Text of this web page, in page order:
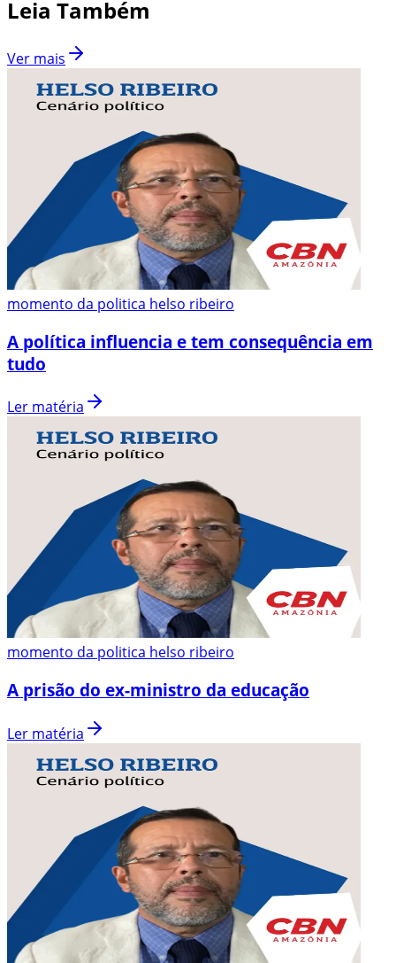
Leia Também
Ver mais
momento da politica helso ribeiro
A política influencia e tem consequência em
tudo
Ler matéria
momento da politica helso ribeiro
A prisão do ex-ministro da educação
Ler matéria